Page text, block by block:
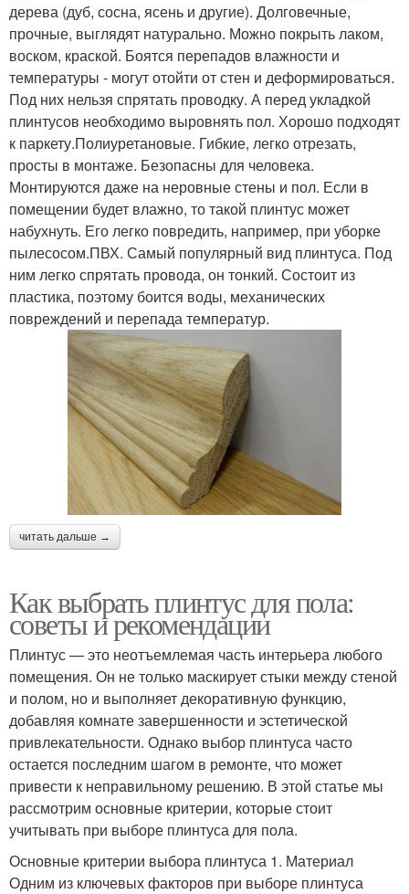
дерева (дуб, сосна, ясень и другие). Долговечные,
прочные, выглядят натурально. Можно покрыть лаком,
воском, краской. Боятся перепадов влажности и
температуры - могут отойти от стен и деформироваться.
Под них нельзя спрятать проводку. А перед укладкой
плинтусов необходимо выровнять пол. Хорошо подходят
к паркету.Полиуретановые. Гибкие, легко отрезать,
просты в монтаже. Безопасны для человека.
Монтируются даже на неровные стены и пол. Если в
помещении будет влажно, то такой плинтус может
набухнуть. Его легко повредить, например, при уборке
пылесосом.ПВХ. Самый популярный вид плинтуса. Под
ним легко спрятать провода, он тонкий. Состоит из
пластика, поэтому боится воды, механических
повреждений и перепада температур.
читать дальше →
Как выбрать плинтус для пола:
советы и рекомендации
Плинтус — это неотъемлемая часть интерьера любого
помещения. Он не только маскирует стыки между стеной
и полом, но и выполняет декоративную функцию,
добавляя комнате завершенности и эстетической
привлекательности. Однако выбор плинтуса часто
остается последним шагом в ремонте, что может
привести к неправильному решению. В этой статье мы
рассмотрим основные критерии, которые стоит
учитывать при выборе плинтуса для пола.
Основные критерии выбора плинтуса 1. Материал
Одним из ключевых факторов при выборе плинтуса